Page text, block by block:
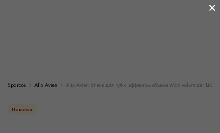
Sparcos Alix Avien Alix Avien Блеск для губ с эффектом объема Maxivolumizer Lip
Новинка
×